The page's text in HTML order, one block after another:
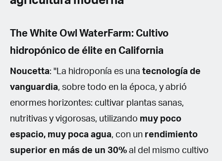
The White Owl WaterFarm: Cultivo
hidropónico de élite en California
Noucetta: "La hidroponía es una tecnología de
vanguardia, sobre todo en la época, y abrió
enormes horizontes: cultivar plantas sanas,
nutritivas y vigorosas, utilizando muy poco
espacio, muy poca agua, con un rendimiento
superior en más de un 30% al del mismo cultivo